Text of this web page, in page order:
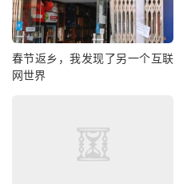
春节返乡，我发现了另一个互联
网世界